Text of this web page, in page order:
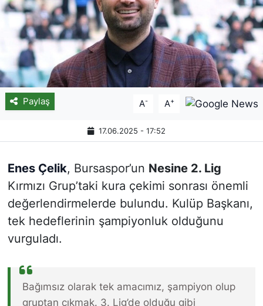
Paylaş A- A+
17.06.2025 - 17:52
Enes Çelik, Bursaspor’un Nesine 2. Lig
Kırmızı Grup’taki kura çekimi sonrası önemli
değerlendirmelerde bulundu. Kulüp Başkanı,
tek hedeflerinin şampiyonluk olduğunu
vurguladı.
Bağımsız olarak tek amacımız, şampiyon olup
gruptan çıkmak. 3. Lig’de olduğu gibi